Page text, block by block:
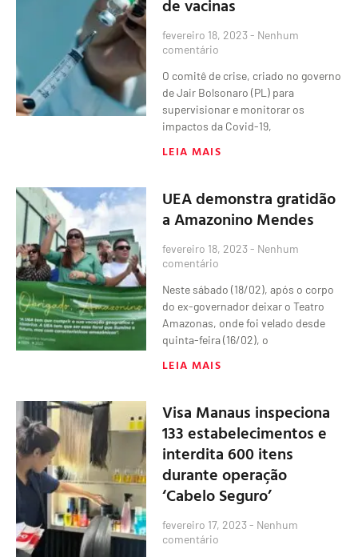
fevereiro 18, 2023 Nenhum
comentário
O comitê de crise, criado no governo
de Jair Bolsonaro (PL) para
supervisionar e monitorar os
impactos da Covid-19,
LEIA MAIS
UEA demonstra gratidão
a Amazonino Mendes
fevereiro 18, 2023 Nenhum
comentário
Neste sábado (18/02), após o corpo
do ex-governador deixar o Teatro
Amazonas, onde foi velado desde
quinta-feira (16/02), o
LEIA MAIS
Visa Manaus inspeciona
133 estabelecimentos e
interdita 600 itens
durante operação
‘Cabelo Seguro’
fevereiro 17, 2023 Nenhum
comentário